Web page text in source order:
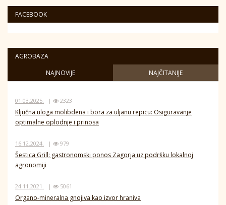
FACEBOOK
AGROBAZA
NAJNOVIJE
NAJČITANIJE
01.03.2025. | 2323
Ključna uloga molibdena i bora za uljanu repicu: Osiguravanje
optimalne oplodnje i prinosa
16.12.2024. | 979
Šestica Grill: gastronomski ponos Zagorja uz podršku lokalnoj
agronomiji
24.11.2021. | 5061
Organo-mineralna gnojiva kao izvor hraniva